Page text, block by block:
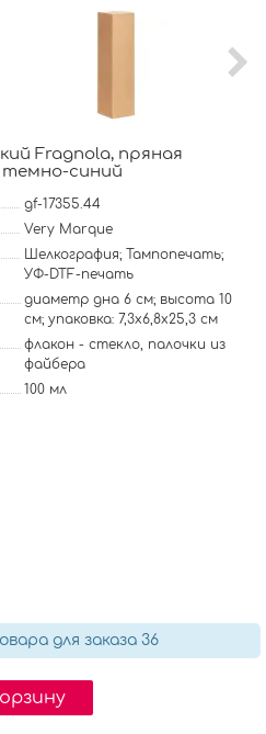
Fragnola, пряная
темно-синий
gf-17355.44
Very Marque
Шелкография; Тампопечать;
УФ-DTF-печать
диаметр дна 6 см; высота 10
см; упаковка: 7,3х6,8х25,3 см
флакон - стекло, палочки из
файбера
100 мл
для заказа 36